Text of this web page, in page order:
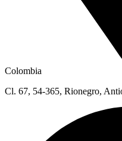
Colombia
Cl. 67, 54-365, Rionegro,